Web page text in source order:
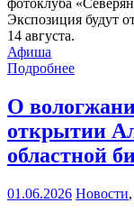
Экспозиция будут
14 августа.
Афиша
Подробнее
О
открытии
областной
01.06.2026 Новости,